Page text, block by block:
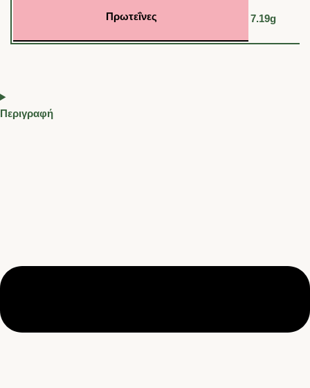
Πρωτεΐνες 7.19g
Περιγραφή